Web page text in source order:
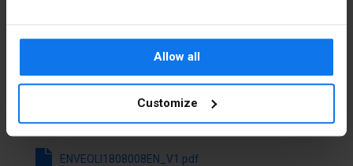
Allow all
Customize
Kolor
Niebieski
sygnalizatora
świetlnego
Niebieski
Pliki do pobrania
ENVEOLI1808008EN_V1.pdf